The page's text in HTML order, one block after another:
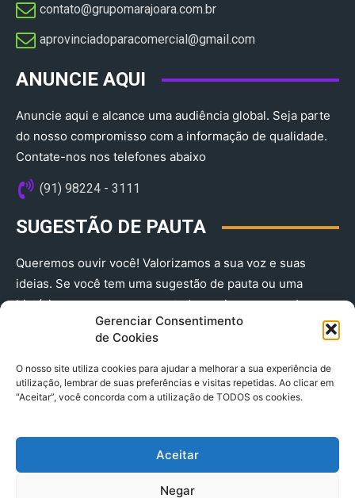
Gerenciar Consentimento
de Cookies
O nosso site utiliza cookies para ajudar a melhorar a sua experiência de
utilização, lembrar de suas preferências e visitas repetidas. Ao clicar em
“Aceitar”, você concorda com a utilização de TODOS os cookies.
Aceitar
Negar
contato@grupomarajoara.com.br
aprovinciadoparacomercial@gmail.com​
ANUNCIE AQUI
Anuncie aqui e alcance uma audiência global. Seja parte
do nosso compromisso com a informação de qualidade.
Contate-nos nos telefones abaixo
(91) 98224 - 3111
SUGESTÃO DE PAUTA
Queremos ouvir você! Valorizamos a sua voz e suas
ideias. Se você tem uma sugestão de pauta ou uma
história que merece ser contada, envie-nos agora!
(91) 98224 - 3111
© 2025 A Província do Pará CNPJ: 04.901.141/0001-36 End .
Trav. Quintino Bocaiuva 2301, Ed. Rogério Fernandez – Sala